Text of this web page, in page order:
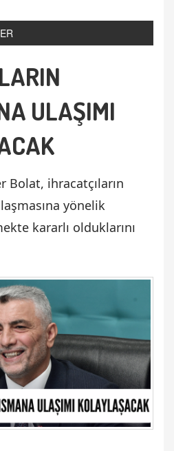
ULAŞIMI
Bolat, ihracatçıların
yönelik
kararlı olduklarını